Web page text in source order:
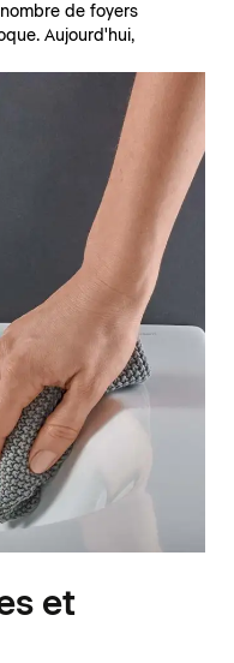
de foyers
Aujourd'hui,
et